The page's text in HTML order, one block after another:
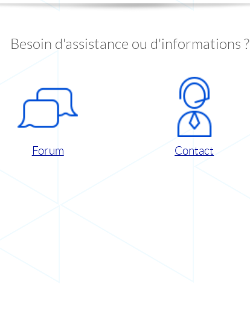
Besoin d'assistance ou d'informations ?
Forum Contact